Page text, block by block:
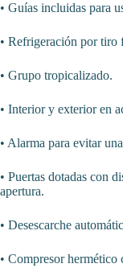
• Guías incluidas para
• Refrigeración por tiro
• Grupo tropicalizado.
• Interior y exterior en
• Alarma para evitar
• Puertas dotadas con
apertura.
• Desescarche
• Compresor